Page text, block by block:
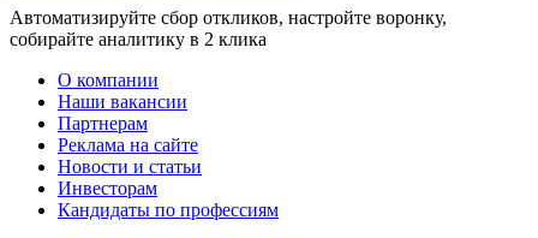
Автоматизируйте сбор откликов, настройте воронку,
собирайте аналитику в 2 клика
О компании
Наши вакансии
Партнерам
Реклама на сайте
Новости и статьи
Инвесторам
Кандидаты по профессиям